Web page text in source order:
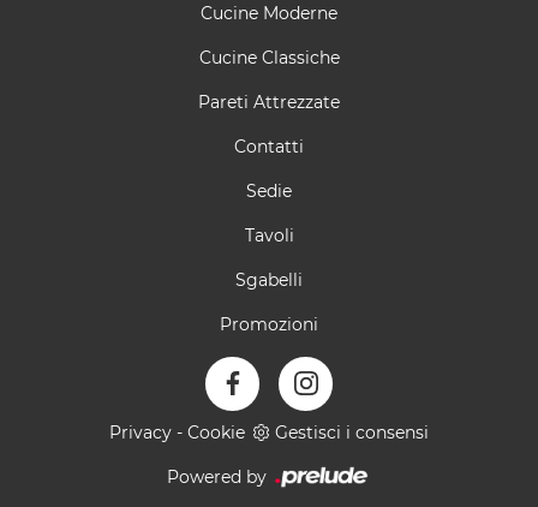
Cucine Moderne
Cucine Classiche
Pareti Attrezzate
Contatti
Sedie
Tavoli
Sgabelli
Promozioni
Privacy - Cookie Gestisci i consensi
Powered by